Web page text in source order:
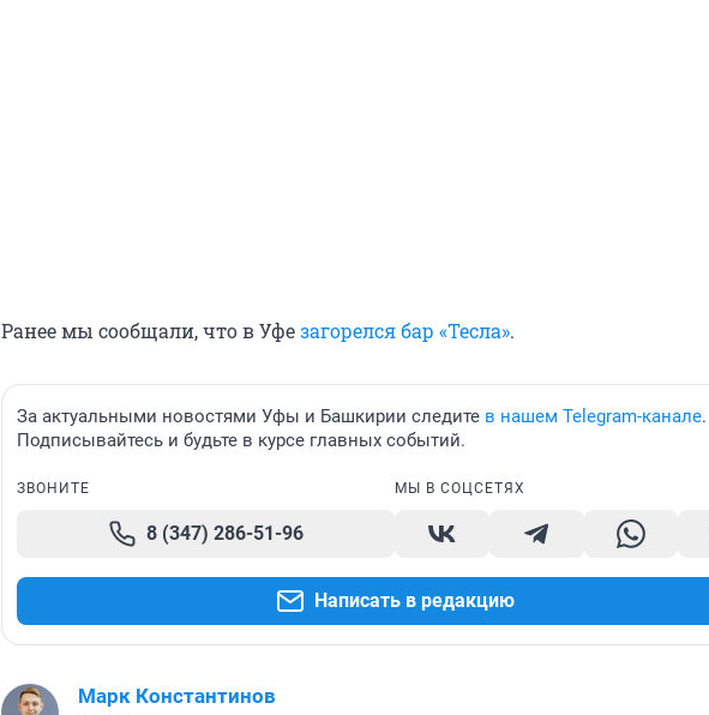
Ранее мы сообщали, что в Уфезагорелся бар «Тесла».
За актуальными новостями Уфы и Башкирии следите в нашем Telegram-канале.
Подписывайтесь и будьте в курсе главных событий.
ЗВОНИТЕ
8 (347) 286-51-96
МЫ В СОЦСЕТЯХ
Написать в редакцию
Марк Константинов